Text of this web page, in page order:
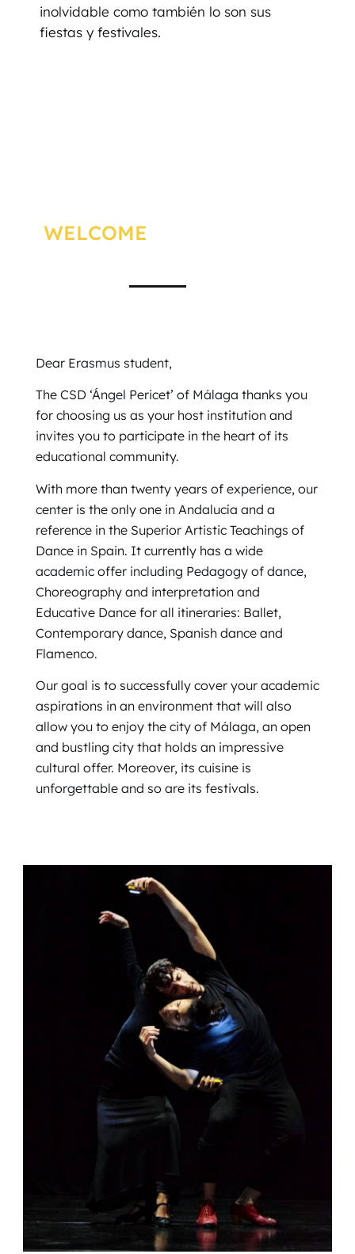
inolvidable como también lo son sus
fiestas y festivales.
WELCOME
Dear Erasmus student,
The CSD ‘Ángel Pericet’ of Málaga thanks you
for choosing us as your host institution and
invites you to participate in the heart of its
educational community.
With more than twenty years of experience, our
center is the only one in Andalucía and a
reference in the Superior Artistic Teachings of
Dance in Spain. It currently has a wide
academic offer including Pedagogy of dance,
Choreography and interpretation and
Educative Dance for all itineraries: Ballet,
Contemporary dance, Spanish dance and
Flamenco.
Our goal is to successfully cover your academic
aspirations in an environment that will also
allow you to enjoy the city of Málaga, an open
and bustling city that holds an impressive
cultural offer. Moreover, its cuisine is
unforgettable and so are its festivals.